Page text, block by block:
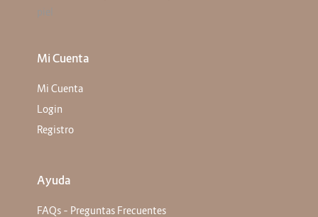
Mi Cuenta
Mi Cuenta
Login
Registro
Ayuda
FAQs – Preguntas Frecuentes